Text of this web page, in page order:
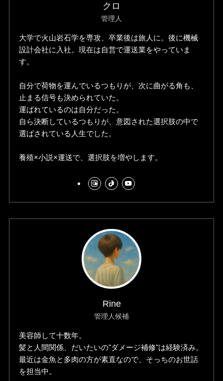
クロ
管理人
大学で火山岩石学を専攻、卒業後は旅人に。後に機械
設計会社に入社。現在は自営で運送業をやっていま
す。
自分で荷物を運んでいるつもりが、次に曲がる角も、
止まる信号も決められていた。
運ばれているのは自分だった。
自ら決断しているつもりが、意図された選択肢の中で
選ばされている人生でした。
養殖×小説×運送で、選択肢を増やします。
Rine
管理人候補
美容師して十数年。
髪と人間関係、だいたいの"ダメージ補修"は経験済み。
最近は金魚と多肉の方が素直なので、そっちのお世話
を担当中。